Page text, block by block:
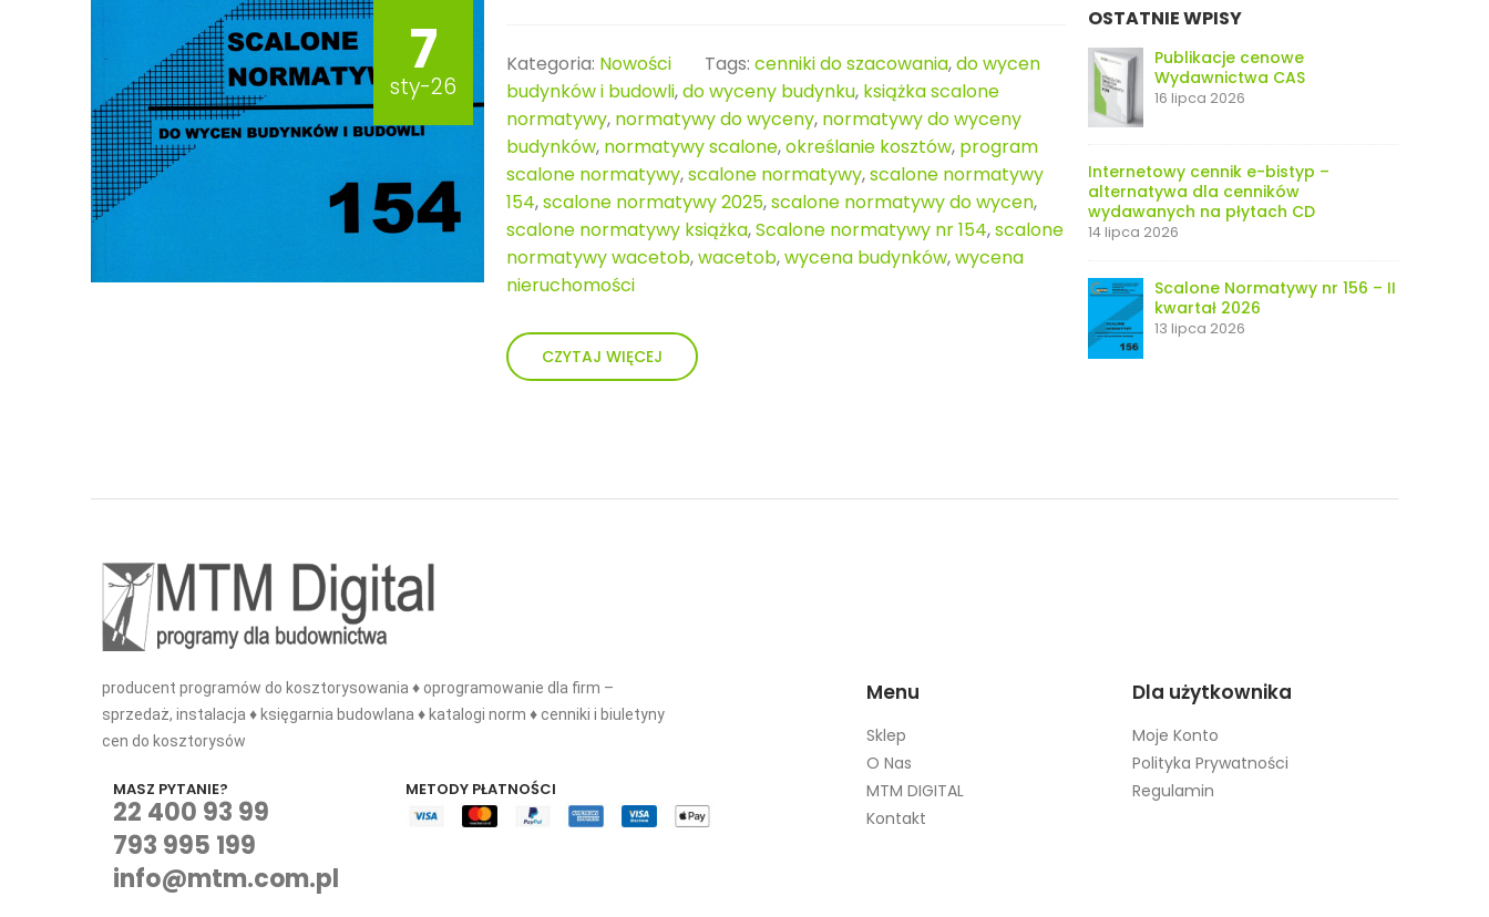
7
sty-26
Kategoria: Nowości Tags: cenniki do szacowania,do wycen
budynków i budowli,do wyceny budynku, książka scalone
normatywy, normatywy do wyceny, normatywy do wyceny
budynków, normatywy scalone,określanie kosztów, program
scalone normatywy,scalone normatywy,scalone normatywy
154,scalone normatywy 2025,scalone normatywy do wycen,
scalone normatywy książka,Scalone normatywy nr 154,scalone
normatywy wacetob,wacetob,wycena budynków,wycena
nieruchomości
CZYTAJ WIĘCEJ
OSTATNIE WPISY
Publikacje cenowe
Wydawnictwa CAS
16 lipca 2026
Internetowy cennik e-bistyp –
alternatywa dla cenników
wydawanych na płytach CD
14 lipca 2026
Scalone Normatywy nr 156 – II
kwartał 2026
13 lipca 2026
producent programów do kosztorysowania ♦ oprogramowanie dla firm –
sprzedaż, instalacja ♦ księgarnia budowlana ♦ katalogi norm ♦ cenniki i biuletyny
cen do kosztorysów
MASZ PYTANIE?
22 400 93 99
793 995 199
info@mtm.com.pl
METODY PŁATNOŚCI
Menu
Sklep
O Nas
MTM DIGITAL
Kontakt
Dla użytkownika
Moje Konto
Polityka Prywatności
Regulamin